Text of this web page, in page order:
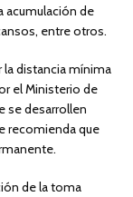
acumulación de
entre otros.
la distancia mínima
el Ministerio de
se desarrollen
recomienda que
de la toma